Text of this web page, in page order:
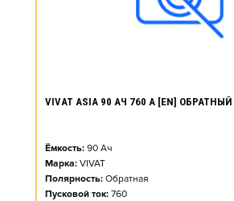
VIVAT ASIA 90 АЧ 760 А [EN] ОБРАТНЫЙ
Ёмкость: 90 Ач
Марка: VIVAT
Полярность: Обратная
Пусковой ток: 760